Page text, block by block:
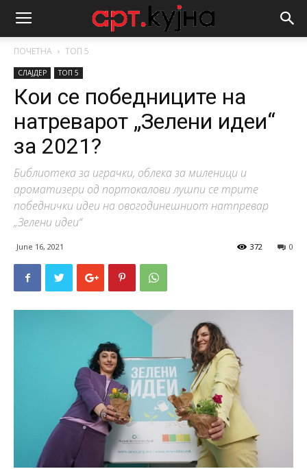
ПОЧЕТНА ТОП 5
СЛАЈДЕР ТОП 5
Кои се победниците на
натреварот „Зелени идеи“
за 2021?
Библиотека за играчки, облека за миленици и
ароматизери од портокалови лушпи се трите
победнички идеи на овогодинешниот натпревар
„Зелени идеи“
June 16, 2021 0
372